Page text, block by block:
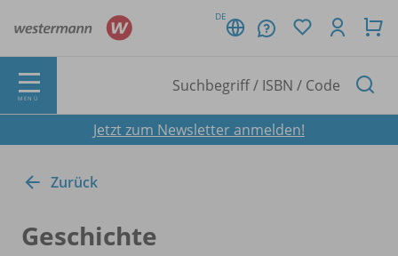
DE
MENÜ
Jetzt zum Newsletter anmelden!
Zurück
Geschichte